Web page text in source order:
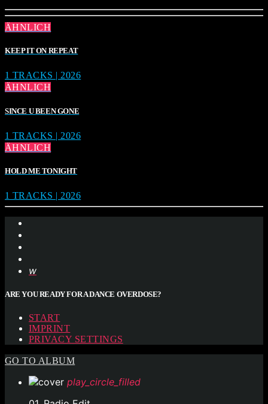
ÄHNLICH
KEEP IT ON REPEAT
1 TRACKS | 2026
ÄHNLICH
SINCE U BEEN GONE
1 TRACKS | 2026
ÄHNLICH
HOLD ME TONIGHT
1 TRACKS | 2026
ARE YOU READY FOR A DANCE OVERDOSE?
START
IMPRINT
PRIVACY SETTINGS
GO TO ALBUM
play_circle_filled